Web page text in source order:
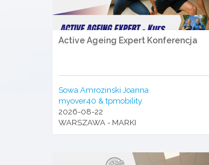
Active Ageing Expert Konferencja
Sowa Amrozinski Joanna
myover40 & tpmobility
2026-08-22
WARSZAWA - MARKI